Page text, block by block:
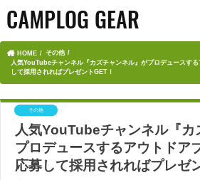
HOME
その他
人気YouTubeチャンネル『カズチャンネル』がプロデュースす
して採用されればプレゼントGET！
その他
人気YouTubeチャンネル『カ
プロデュースするアウトドア
応募して採用されればプレゼ